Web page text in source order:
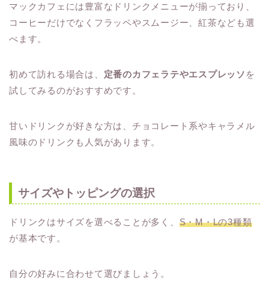
マックカフェには豊富なドリンクメニューが揃っており、
コーヒーだけでなくフラッペやスムージー、紅茶なども選
べます。
初めて訪れる場合は、 定番のカフェラテやエスプレッソ を
試してみるのがおすすめです。
甘いドリンクが好きな方は、チョコレート系やキャラメル
風味のドリンクも人気があります。
サイズやトッピングの選択
ドリンクはサイズを選べることが多く、 S・M・Lの3種類
が基本です。
自分の好みに合わせて選びましょう。